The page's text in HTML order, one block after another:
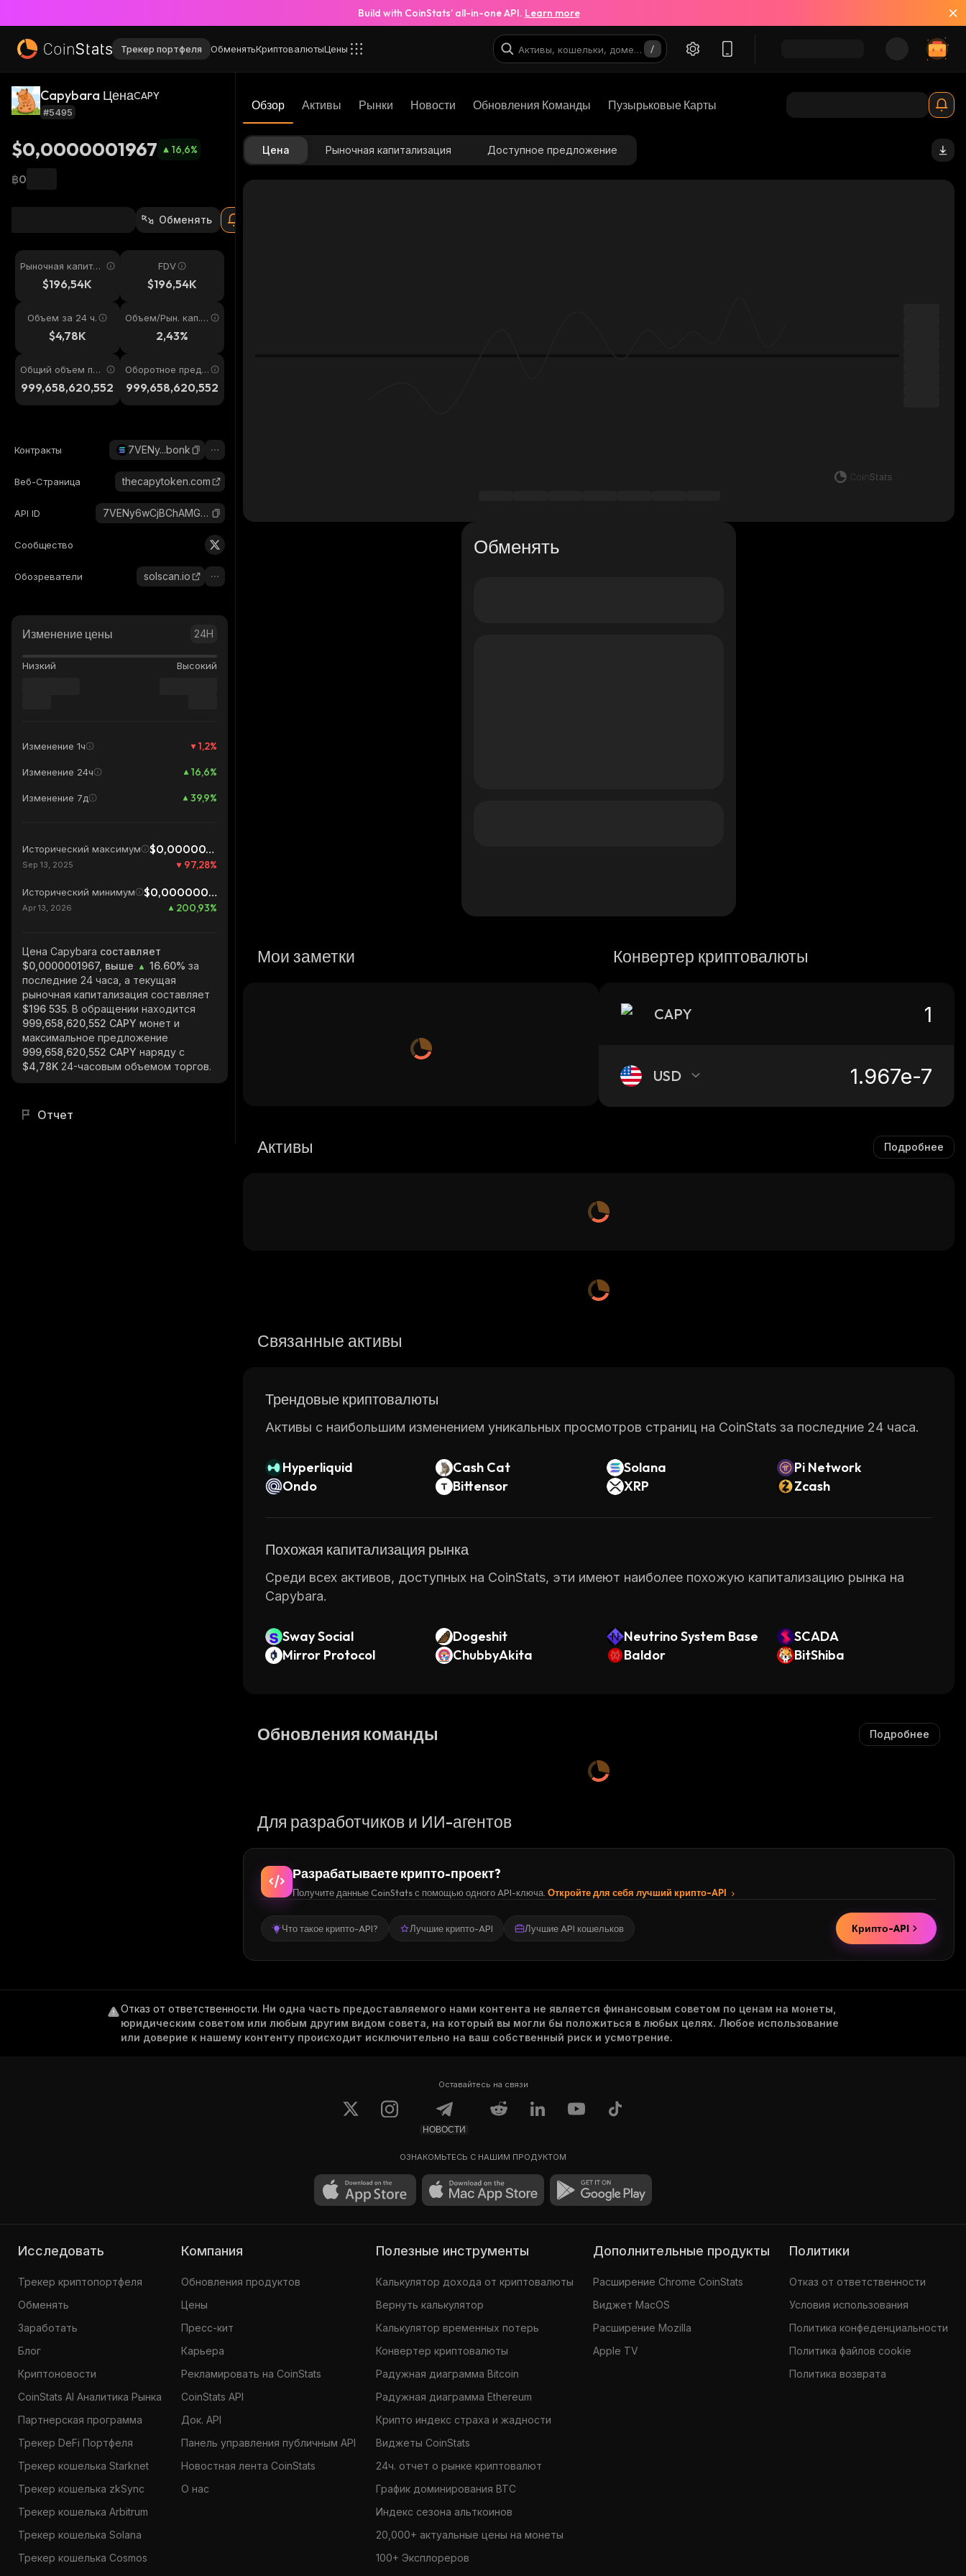
Build with CoinStats’ all-in-one API. Learn more
Трекер портфеля ОбменятьКриптовалютыЦены
Capybara ЦенаCAPY
#5495
$0,0000001967 16,6%
฿0
Обменять
Рыночная капитал
изация$196,54K
FDV
$196,54K
Объем за 24 ч.
$4,78K
Объем/Рын. кап. 2
2,43%
Общий объем пре
дложения
999,658,620,552
Оборотное предл
ожение
999,658,620,552
Контракты 7VENy...bonk
Веб-Страница thecapytoken.com
API ID 7VENy6wCjBChAMGpjPQCPYJDeYJGFr5NZUxk7uQ7bonk_solana
Сообщество
Обозреватели solscan.io
Изменение цены 24H
Низкий Высокий
Изменение 1ч 1,2%
Изменение 24ч 16,6%
Изменение 7д 39,9%
Исторический максимум $0,00000723
Sep 13, 2025 97,28%
Исторический минимум $0,00000006535
Apr 13, 2026 200,93%
Цена Capybara составляет
$0,0000001967, выше
16.60% за
последние 24 часа, а текущая
рыночная капитализация составляет
$196 535. В обращении находится
999,658,620,552 CAPY монет и
максимальное предложение
999,658,620,552 CAPY наряду с
$4,78K 24-часовым объемом торгов.
Отчет
Обзор Активы Рынки Новости Обновления Команды Пузырьковые Карты
Цена Рыночная капитализация Доступное предложение
Обменять
Мои заметки Конвертер криптовалюты
CAPY
USD
Активы Подробнее
Связанные активы
Трендовые криптовалюты
Активы с наибольшим изменением уникальных просмотров страниц на CoinStats за последние 24 часа.
Hyperliquid Cash Cat Solana
Pi Network
Ondo
Bittensor XRP Zcash
Похожая капитализация рынка
Среди всех активов, доступных на CoinStats, эти имеют наиболее похожую капитализацию рынка на
Capybara.
Sway Social Dogeshit Neutrino System Base
SCADA
Mirror Protocol
ChubbyAkita Baldor BitShiba
Обновления команды Подробнее
Для разработчиков и ИИ-агентов
Разрабатываете крипто-проект?
Получите данные CoinStats с помощью одного API-ключа. Откройте для себя лучший крипто-API
Что такое крипто-API? Лучшие крипто-API Лучшие API кошельков Крипто-API
Отказ от ответственности. Ни одна часть предоставляемого нами контента не является финансовым советом по ценам на монеты,
юридическим советом или любым другим видом совета, на который вы могли бы положиться в любых целях. Любое использование
или доверие к нашему контенту происходит исключительно на ваш собственный риск и усмотрение.
Оставайтесь на связи
НОВОСТИ
ОЗНАКОМЬТЕСЬ С НАШИМ ПРОДУКТОМ
Исследовать
Трекер криптопортфеля
Обменять
Заработать
Блог
Криптоновости
CoinStats AI Аналитика Рынка
Партнерская программа
Трекер DeFi Портфеля
Трекер кошелька Starknet
Трекер кошелька zkSync
Трекер кошелька Arbitrum
Трекер кошелька Solana
Трекер кошелька Cosmos
Компания
Обновления продуктов
Цены
Пресс-кит
Карьера
Рекламировать на CoinStats
CoinStats API
Док. API
Панель управления публичным API
Новостная лента CoinStats
О нас
Полезные инструменты
Калькулятор дохода от криптовалюты
Вернуть калькулятор
Калькулятор временных потерь
Конвертер криптовалюты
Радужная диаграмма Bitcoin
Радужная диаграмма Ethereum
Крипто индекс страха и жадности
Виджеты CoinStats
24ч. отчет о рынке криптовалют
График доминирования BTC
Индекс сезона альткоинов
20,000+ актуальные цены на монеты
100+ Эксплореров
Дополнительные продукты
Расширение Chrome CoinStats
Виджет MacOS
Расширение Mozilla
Apple TV
Политики
Отказ от ответственности
Условия использования
Политика конфеденциальности
Политика файлов cookie
Политика возврата